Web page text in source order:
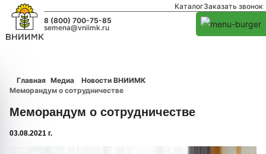
КаталогЗаказать звонок
8 (800) 700-75-85
semena@vniimk.ru
Главная Медиа
Новости ВНИИМК
Меморандум о сотрудничестве
Меморандум о сотрудничестве
03.08.2021 г.